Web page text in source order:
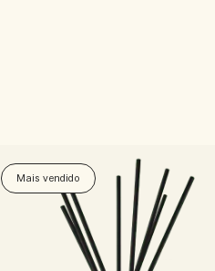
Mais vendido